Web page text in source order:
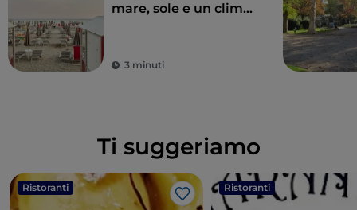
mare, sole e un clima
3 minuti
Ti suggeriamo
Ristoranti
Like
Ristoranti